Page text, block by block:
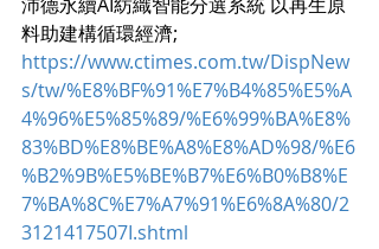
料助建構循環經濟;
https://www.ctimes.com.tw/DispNew
s/tw/%E8%BF%91%E7%B4%85%E5%A
4%96%E5%85%89/%E6%99%BA%E8%
83%BD%E8%BE%A8%E8%AD%98/%E6
%B2%9B%E5%BE%B7%E6%B0%B8%E
7%BA%8C%E7%A7%91%E6%8A%80/2
3121417507I.shtml